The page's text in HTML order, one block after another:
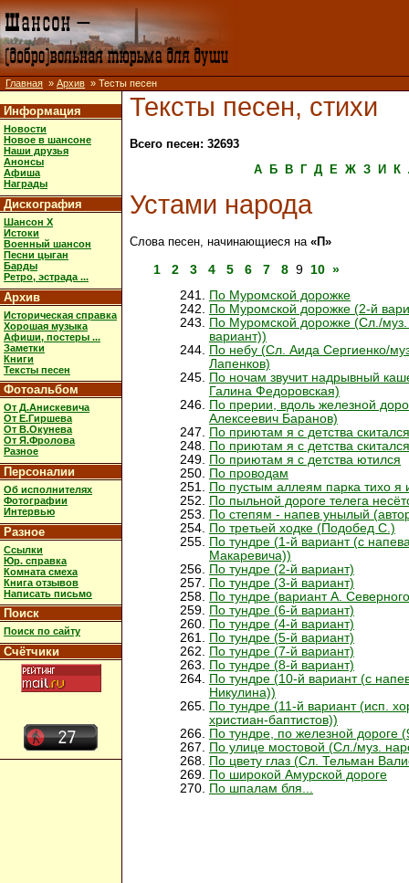
Главная » Архив » Тесты песен
Информация
Новости
Новое в шансоне
Наши друзья
Анонсы
Афиша
Награды
Дискография
Шансон X
Истоки
Военный шансон
Песни цыган
Барды
Ретро, эстрада ...
Архив
Историческая справка
Хорошая музыка
Афиши, постеры ...
Заметки
Книги
Тексты песен
Фотоальбом
От Д.Анискевича
От Е.Гиршева
От В.Окунева
От Я.Фролова
Разное
Персоналии
Об исполнителях
Фотографии
Интервью
Разное
Ссылки
Юр. справка
Комната смеха
Книга отзывов
Написать письмо
Поиск
Поиск по сайту
Счётчики
Тексты песен, стихи
Всего песен: 32693
А
Б В Г Д Е Ж З И К
Устами народа
Слова песен, начинающиеся на «П»
1 2 3 4 5 6 7 8 9 10 »
По Муромской дорожке
По Муромской дорожке (2-й
По Муромской дорожке (Сл./
вариант))
По небу (Сл. Аида Сергиенко/
Лапенков)
По ночам звучит надрывный
Галина Федоровская)
По прерии, вдоль железной
Алексеевич Баранов)
По приютам я с детства
По приютам я с детства
По приютам я с детства ютился
По проводам
По пустым аллеям парка тихо я
По пыльной дороге телега
По степям - напев унылый
По третьей ходке (Подобед С.)
По тундре (1-й вариант (с
Макаревича))
По тундре (2-й вариант)
По тундре (3-й вариант)
По тундре (вариант А.
По тундре (6-й вариант)
По тундре (4-й вариант)
По тундре (5-й вариант)
По тундре (7-й вариант)
По тундре (8-й вариант)
По тундре (10-й вариант (с
Никулина))
По тундре (11-й вариант (исп.
христиан-баптистов))
По тундре, по железной дороге
По улице мостовой (Сл./муз.
По цвету глаз (Сл. Тельман
По широкой Амурской дороге
По шпалам бля...